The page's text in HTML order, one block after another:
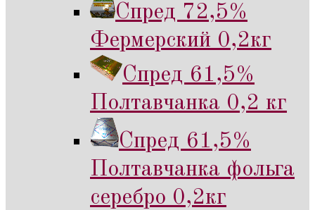
Спред 72,5%
Фермерский 0,2кг
Спред 61,5%
Полтавчанка 0,2 кг
Спред 61,5%
Полтавчанка фольга
серебро 0,2кг